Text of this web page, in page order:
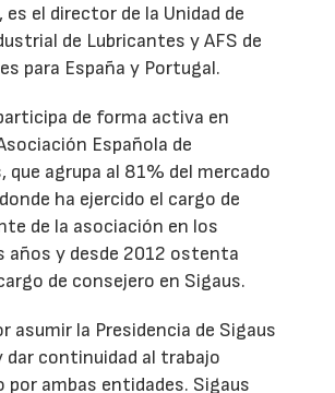
es el director de la Unidad de
de Lubricantes y AFS de
para España y Portugal.
de forma activa en
Española de
que agrupa al 81% del mercado
ha ejercido el cargo de
de la asociación en los
años y desde 2012 ostenta
de consejero en Sigaus.
asumir la Presidencia de Sigaus
dar continuidad al trabajo
por ambas entidades. Sigaus